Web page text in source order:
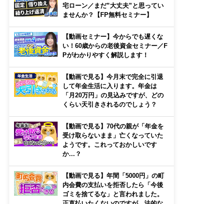
宅ローン／まだ”大丈夫”と思ってい
ませんか？【FP無料セミナー】
【動画セミナー】今からでも遅くな
い！60歳からの老後資金セミナー／F
Pがわかりやすく解説します！
【動画で見る】今月末で完全に引退
して年金生活に入ります。年金は
「月20万円」の見込みですが、どの
くらい天引きされるのでしょう？
【動画で見る】70代の親が「年金を
受け取らないまま」亡くなっていた
ようです。これっておかしいです
か…？
【動画で見る】年間「5000円」の町
内会費の支払いを拒否したら「今後
ゴミを捨てるな」と言われました。